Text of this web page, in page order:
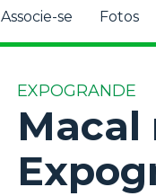
Associe-se Fotos
EXPOGRANDE
Macal